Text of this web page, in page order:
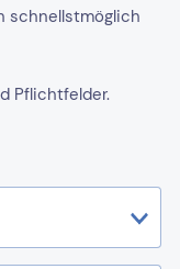
schnellstmöglich
Pflichtfelder.